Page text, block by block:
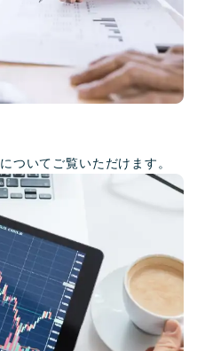
ついてご覧いただけます。